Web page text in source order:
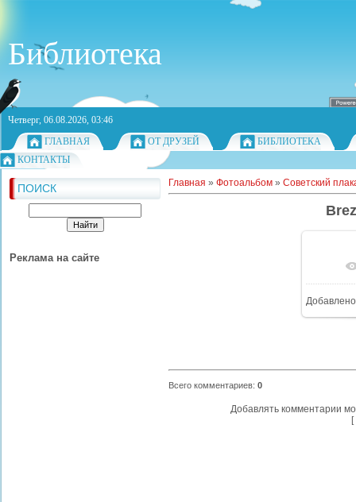
Библиотека
Четверг, 06.08.2026, 03:46
ГЛАВНАЯ
ОТ ДРУЗЕЙ
БИБЛИОТЕКА
КОНТАКТЫ
ПОИСК
Реклама на сайте
Главная » Фотоальбом » Советский
Добавлено
Всего комментариев: 0
Добавлять комментарии
[